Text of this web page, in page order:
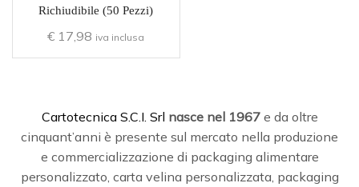
Richiudibile (50 Pezzi)
€ 17,98 iva inclusa
Cartotecnica S.C.I. Srl nasce nel 1967e da oltre
cinquant’anni è presente sul mercato nella produzione
e commercializzazione di packaging alimentare
personalizzato, carta velina personalizzata, packaging